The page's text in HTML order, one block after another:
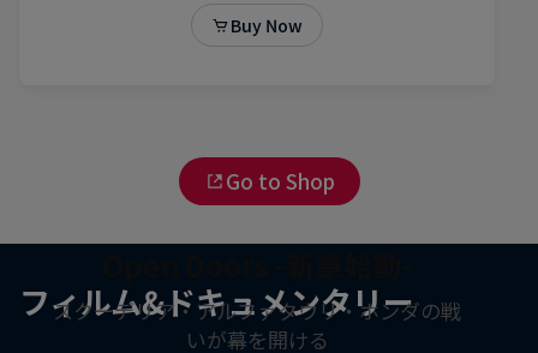
Go to Shop
フィルム&ドキュメンタリー
スクーデリア・アルファタウリ・ホンダの戦
いが幕を開ける